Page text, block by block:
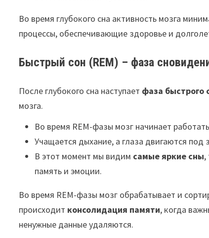
Во время глубокого сна активность мозга
процессы, обеспечивающие здоровье и
Быстрый сон (REM) – фаза
После глубокого сна наступает фаза быстрого
мозга.
Во время REM-фазы мозг начинает
Учащается дыхание, а глаза двигаются под
В этот момент мы видим самые яркие сны,
память и эмоции.
Во время REM-фазы мозг обрабатывает и
происходит консолидация памяти, когда
ненужные данные удаляются.